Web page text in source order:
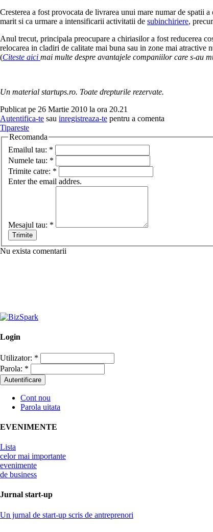
Cresterea a fost provocata de livrarea unui mare numar de spatii
marit si ca urmare a intensificarii activitatii de subinchiriere,
Anul trecut, principala preocupare a chiriasilor a fost reducerea
relocarea in cladiri de calitate mai buna sau in zone mai atractive
(Citeste aici mai multe despre avantajele companiilor care s-au
Un material startups.ro. Toate drepturile rezervate.
Publicat pe 26 Martie 2010 la ora 20.21
Autentifica-te sau inregistreaza-te pentru a comenta
Tipareste
Recomanda
Emailul tau: *
Numele tau: *
Trimite catre: *
Enter the email addres.
Mesajul tau: *
Nu exista comentarii
Login
Utilizator: *
Parola: *
Cont nou
Parola uitata
EVENIMENTE
Lista
celor mai importante
evenimente
de business
Jurnal start-up
Un jurnal de start-up scris de antreprenori